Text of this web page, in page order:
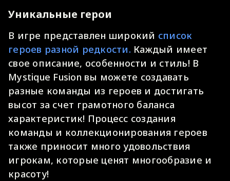
Уникальные герои
В игре представлен широкий список
героев разной редкости. Каждый имеет
свое описание, особенности и стиль! В
Mystique Fusion вы можете создавать
разные команды из героев и достигать
высот за счет грамотного баланса
характеристик! Процесс создания
команды и коллекционирования героев
также приносит много удовольствия
игрокам, которые ценят многообразие и
красоту!